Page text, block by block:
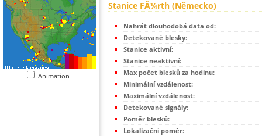
Animation
Stanice FÃ¼rth (Německo)
Nahrát dlouhodobá data od:
Detekované blesky:
Stanice aktivní:
Stanice neaktivní:
Max počet blesků za hodinu:
Minimální vzdálenost:
Maximální vzdálenost:
Detekované signály:
Poměr blesků:
Lokalizační poměr: